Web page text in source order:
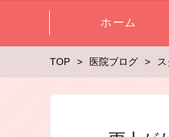
ホーム
TOP 医院ブログ ス